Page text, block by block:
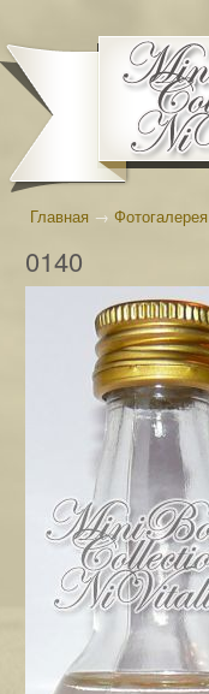
Главная → Фотогалерея
0140